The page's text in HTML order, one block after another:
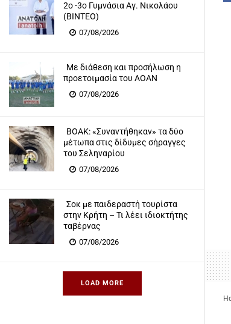
2ο -3ο Γυμνάσια Αγ. Νικολάου
(ΒΙΝΤΕΟ)
07/08/2026
Με διάθεση και προσήλωση η
προετοιμασία του ΑΟΑΝ
07/08/2026
ΒΟΑΚ: «Συναντήθηκαν» τα δύο
μέτωπα στις δίδυμες σήραγγες
του Σεληναρίου
07/08/2026
Σοκ με παιδεραστή τουρίστα
στην Κρήτη – Τι λέει ιδιοκτήτης
ταβέρνας
07/08/2026
LOAD MORE